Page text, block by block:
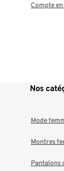
Compte
Nos
Mode
Montres
Pantalons